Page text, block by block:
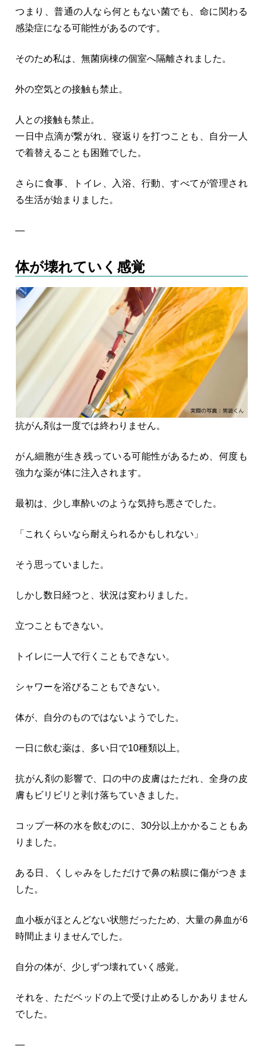
つまり、普通の人なら何ともない菌でも、命に関わる
感染症になる可能性があるのです。
そのため私は、無菌病棟の個室へ隔離されました。
外の空気との接触も禁止。
人との接触も禁止。
一日中点滴が繋がれ、寝返りを打つことも、自分一人
で着替えることも困難でした。
さらに食事、トイレ、入浴、行動、すべてが管理され
る生活が始まりました。
—
体が壊れていく感覚
抗がん剤は一度では終わりません。
がん細胞が生き残っている可能性があるため、何度も
強力な薬が体に注入されます。
最初は、少し車酔いのような気持ち悪さでした。
「これくらいなら耐えられるかもしれない」
そう思っていました。
しかし数日経つと、状況は変わりました。
立つこともできない。
トイレに一人で行くこともできない。
シャワーを浴びることもできない。
体が、自分のものではないようでした。
一日に飲む薬は、多い日で10種類以上。
抗がん剤の影響で、口の中の皮膚はただれ、全身の皮
膚もビリビリと剥け落ちていきました。
コップ一杯の水を飲むのに、30分以上かかることもあ
りました。
ある日、くしゃみをしただけで鼻の粘膜に傷がつきま
した。
血小板がほとんどない状態だったため、大量の鼻血が6
時間止まりませんでした。
自分の体が、少しずつ壊れていく感覚。
それを、ただベッドの上で受け止めるしかありません
でした。
—